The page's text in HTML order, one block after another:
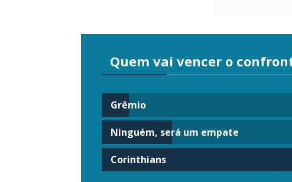
Quem vai vencer o
Grêmio
Ninguém, será um empate
Corinthians